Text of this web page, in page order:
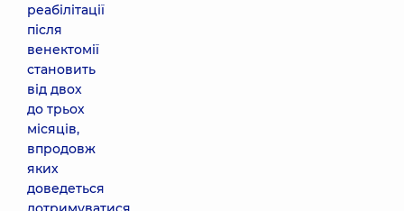
реабілітації
після
венектомії
становить
від двох
до трьох
місяців,
впродовж
яких
доведеться